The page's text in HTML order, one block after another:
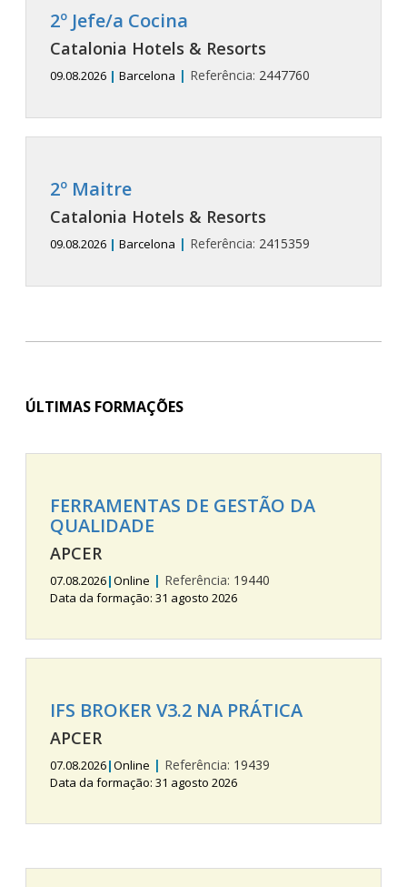
2º Jefe/a Cocina
Catalonia Hotels & Resorts
09.08.2026 | Barcelona | Referência: 2447760
2º Maitre
Catalonia Hotels & Resorts
09.08.2026 | Barcelona | Referência: 2415359
ÚLTIMAS FORMAÇÕES
FERRAMENTAS DE GESTÃO DA
QUALIDADE
APCER
07.08.2026|Online | Referência: 19440
Data da formação: 31 agosto 2026
IFS BROKER V3.2 NA PRÁTICA
APCER
07.08.2026|Online | Referência: 19439
Data da formação: 31 agosto 2026